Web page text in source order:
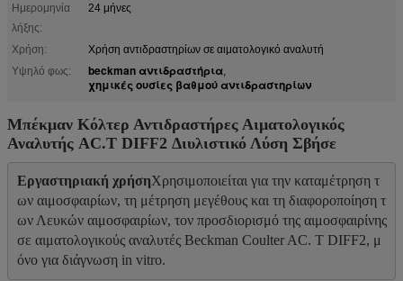
Ημερομηνία
λήξης:
24 μήνες
Χρήση:
Χρήση αντιδραστηρίων σε αιματολογικό αναλυτή
Υψηλό φως:
beckman αντιδραστήρια,
χημικές ουσίες βαθμού αντιδραστηρίων
Μπέκμαν Κόλτερ Αντιδραστήρες Αιματολογικός
Αναλυτής AC.T DIFF2 Διυλιστικό Λύση Σβήσε
Εργαστηριακή χρήσηΧρησιμοποιείται για την καταμέτρηση τ
ων αιμοσφαιρίων, τη μέτρηση μεγέθους και τη διαφοροποίηση τ
ων Λευκών αιμοσφαιρίων, τον προσδιορισμό της αιμοσφαιρίνης
σε αιματολογικούς αναλυτές Beckman Coulter AC. T DIFF2, μ
όνο για διάγνωση in vitro.